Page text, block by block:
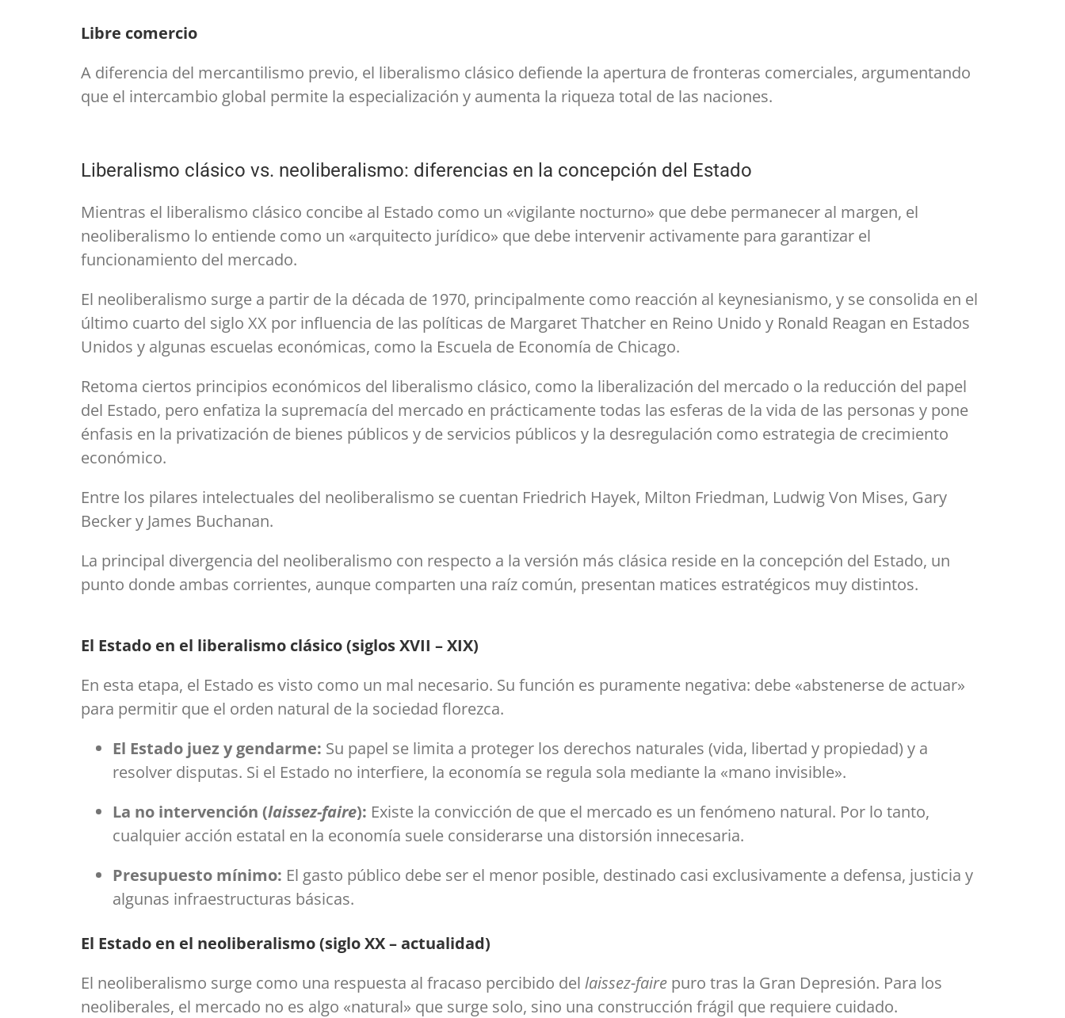
Libre comercio
A diferencia del mercantilismo previo, el liberalismo clásico defiende la apertura de fronteras comerciales, argumentando
que el intercambio global permite la especialización y aumenta la riqueza total de las naciones.
Liberalismo clásico vs. neoliberalismo: diferencias en la concepción del Estado
Mientras el liberalismo clásico concibe al Estado como un «vigilante nocturno» que debe permanecer al margen, el
neoliberalismo lo entiende como un «arquitecto jurídico» que debe intervenir activamente para garantizar el
funcionamiento del mercado.
El neoliberalismo surge a partir de la década de 1970, principalmente como reacción al keynesianismo, y se consolida en el
último cuarto del siglo XX por influencia de las políticas de Margaret Thatcher en Reino Unido y Ronald Reagan en Estados
Unidos y algunas escuelas económicas, como la Escuela de Economía de Chicago.
Retoma ciertos principios económicos del liberalismo clásico, como la liberalización del mercado o la reducción del papel
del Estado, pero enfatiza la supremacía del mercado en prácticamente todas las esferas de la vida de las personas y pone
énfasis en la privatización de bienes públicos y de servicios públicos y la desregulación como estrategia de crecimiento
económico.
Entre los pilares intelectuales del neoliberalismo se cuentan Friedrich Hayek, Milton Friedman, Ludwig Von Mises, Gary
Becker y James Buchanan.
La principal divergencia del neoliberalismo con respecto a la versión más clásica reside en la concepción del Estado, un
punto donde ambas corrientes, aunque comparten una raíz común, presentan matices estratégicos muy distintos.
El Estado en el liberalismo clásico (siglos XVII – XIX)
En esta etapa, el Estado es visto como un mal necesario. Su función es puramente negativa: debe «abstenerse de actuar»
para permitir que el orden natural de la sociedad florezca.
El Estado juez y gendarme: Su papel se limita a proteger los derechos naturales (vida, libertad y propiedad) y a
resolver disputas. Si el Estado no interfiere, la economía se regula sola mediante la «mano invisible».
La no intervención (laissez-faire): Existe la convicción de que el mercado es un fenómeno natural. Por lo tanto,
cualquier acción estatal en la economía suele considerarse una distorsión innecesaria.
Presupuesto mínimo: El gasto público debe ser el menor posible, destinado casi exclusivamente a defensa, justicia y
algunas infraestructuras básicas.
El Estado en el neoliberalismo (siglo XX – actualidad)
El neoliberalismo surge como una respuesta al fracaso percibido del laissez-fairepuro tras la Gran Depresión. Para los
neoliberales, el mercado no es algo «natural» que surge solo, sino una construcción frágil que requiere cuidado.